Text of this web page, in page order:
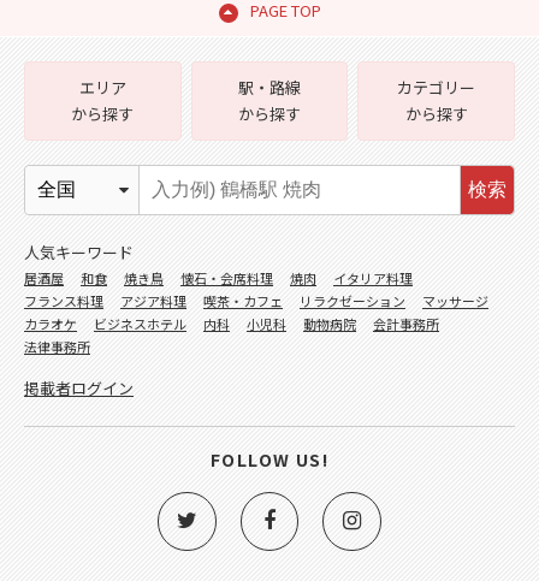
PAGE TOP
エリア
から探す
駅・路線
から探す
カテゴリー
から探す
検索
人気キーワード
居酒屋 和食 焼き鳥 懐石・会席料理 焼肉
イタリア料理
フランス料理
アジア料理 喫茶・カフェ リラクゼーション
マッサージ
カラオケ
ビジネスホテル 内科 小児科 動物病院
会計事務所
法律事務所
掲載者ログイン
FOLLOW US!